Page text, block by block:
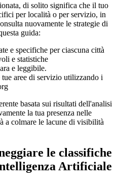
di solito significa che il tuo
per località o per servizio, in
nuovamente le strategie di
guida:
e specifiche per ciascuna città
e statistiche
e leggibile.
aree di servizio utilizzando i
basata sui risultati dell'analisi
la tua presenza nelle
a colmare le lacune di visibilità
le classifiche
Artificiale